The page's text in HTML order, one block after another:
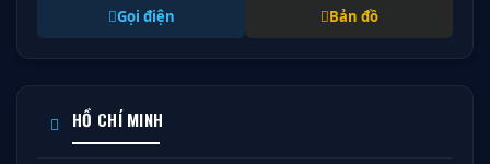
Gọi điện Bản đồ
HỒ CHÍ MINH